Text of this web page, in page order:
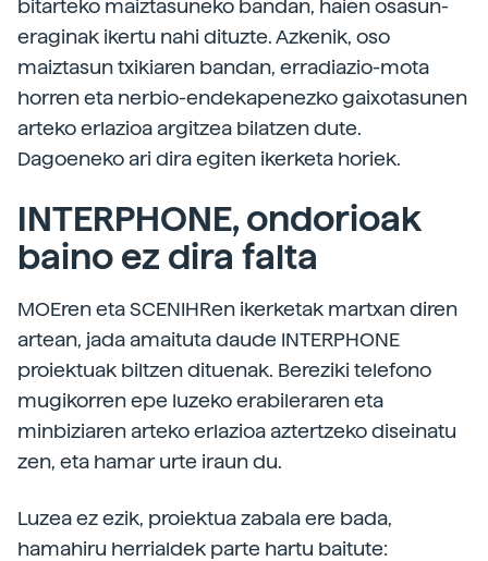
bitarteko maiztasuneko bandan, haien osasun-
eraginak ikertu nahi dituzte. Azkenik, oso
maiztasun txikiaren bandan, erradiazio-mota
horren eta nerbio-endekapenezko gaixotasunen
arteko erlazioa argitzea bilatzen dute.
Dagoeneko ari dira egiten ikerketa horiek.
INTERPHONE, ondorioak
baino ez dira falta
MOEren eta SCENIHRen ikerketak martxan diren
artean, jada amaituta daude INTERPHONE
proiektuak biltzen dituenak. Bereziki telefono
mugikorren epe luzeko erabileraren eta
minbiziaren arteko erlazioa aztertzeko diseinatu
zen, eta hamar urte iraun du.
Luzea ez ezik, proiektua zabala ere bada,
hamahiru herrialdek parte hartu baitute: